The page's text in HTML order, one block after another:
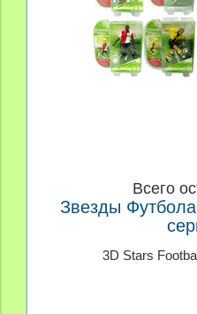
Всего
Звезды
3D Stars